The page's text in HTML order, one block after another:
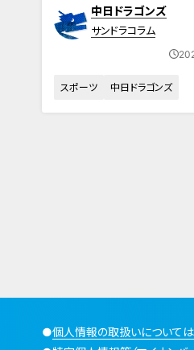
い日々…」中日ドラゴンズ
サンドラコラム
スポーツ 中日ドラゴンズ
●個人情報の取扱いについては